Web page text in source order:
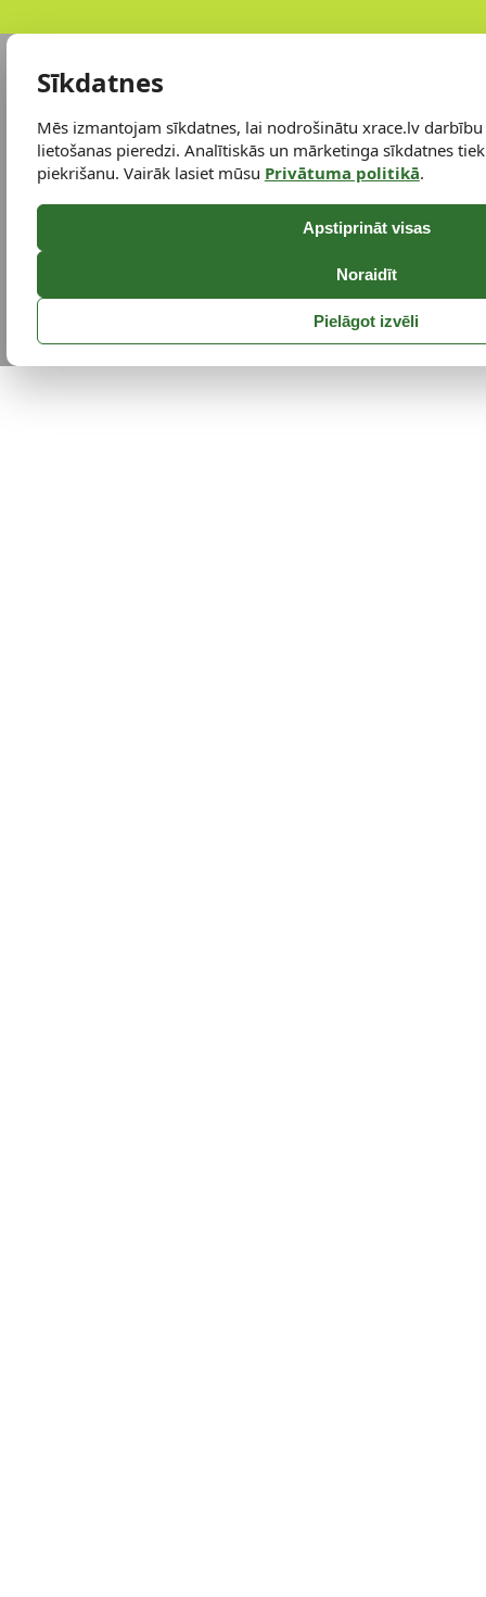
Sīkdatnes
Mēs izmantojam sīkdatnes, lai nodrošinātu xrace.lv
lietošanas pieredzi. Analītiskās un mārketinga sīkdatnes
piekrišanu. Vairāk lasiet mūsu Privātuma politikā.
Apstiprināt visas
Noraidīt
Pielāgot izvēli